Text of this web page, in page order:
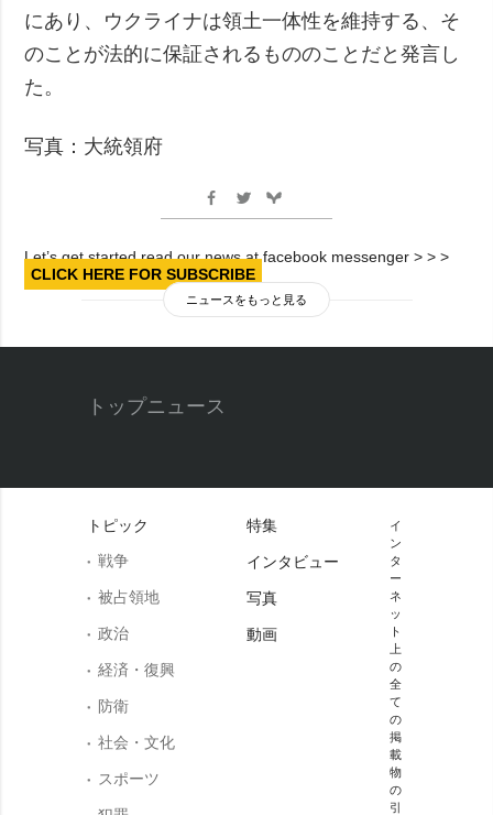
にあり、ウクライナは領土一体性を維持する、そ
のことが法的に保証されるもののことだと発言し
た。
写真：大統領府
Let’s get started read our news at facebook messenger > > >
CLICK HERE FOR SUBSCRIBE
ニュースをもっと見る
トップニュース
トピック
戦争
被占領地
政治
経済・復興
防衛
社会・文化
スポーツ
特集
インタビュー
写真
動画
イ
ン
タ
ー
ネ
ッ
ト
上
の
全
て
の
掲
載
物
の
引